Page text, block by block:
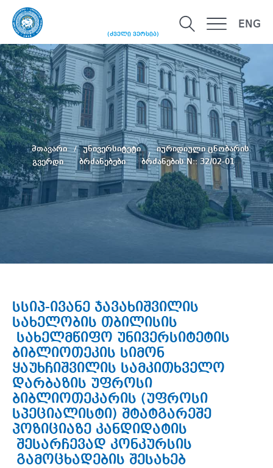
(ძველი ვერსია)
ENG
მთავარი უნივერსიტეტი
იურიდიული ცნობარის
გვერდი
ბრძანებები ბრძანების N:: 32/02-01
სსიპ-ივანე ჯავახიშვილის
სახელობის თბილისის
სახელმწიფო უნივერსიტეტის
ბიბლიოთეკის სიმონ
ყაუხჩიშვილის სამკითხველო
დარბაზის უფროსი
ბიბლიოთეკარის (უფროსი
სპეციალისტი) შტატგარეშე
პოზიციაზე კანდიდატის
შესარჩევად კონკურსის
გამოცხადების შესახებ